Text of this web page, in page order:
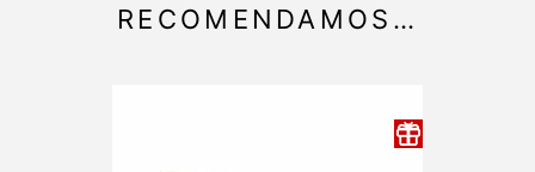
RECOMENDAMOS…